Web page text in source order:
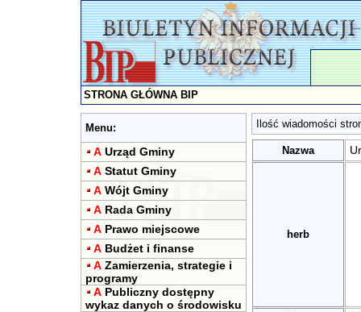
STRONA GŁÓWNA BIP
Menu:
A Urząd Gminy
A Statut Gminy
A Wójt Gminy
A Rada Gminy
A Prawo miejscowe
A Budżet i finanse
A Zamierzenia, strategie i
programy
A Publiczny dostępny
wykaz danych o środowisku
Ilość wiadomości
Nazwa
herb